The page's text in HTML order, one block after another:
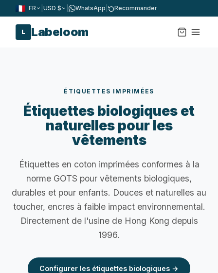
FR USD $ WhatsApp Recommander
L Labeloom
ÉTIQUETTES IMPRIMÉES
Étiquettes biologiques et
naturelles pour les
vêtements
Étiquettes en coton imprimées conformes à la
norme GOTS pour vêtements biologiques,
durables et pour enfants. Douces et naturelles au
toucher, encres à faible impact environnemental.
Directement de l'usine de Hong Kong depuis
1996.
Configurer les étiquettes biologiques →